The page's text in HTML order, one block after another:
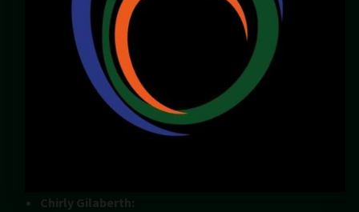
Email:servicioalcliente@pacificcenter.co
WhatsApp: 321 2609022
Dirección:Calle 36N # 6A – 65
Zona Chipichape, Cali – Valle – Colombia
Chirly Gilaberth: